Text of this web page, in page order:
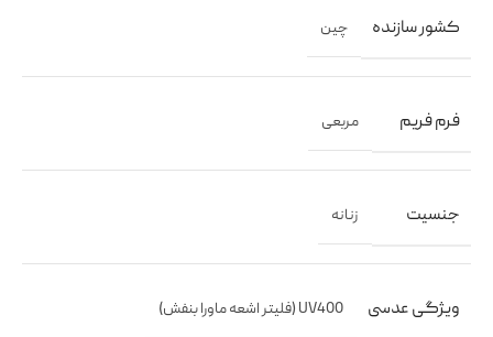
کشور سازنده چین
فرم فریم مربعی
جنسیت زنانه
ویژگی عدسی UV400 (فلیتر اشعه ماورا بنفش)